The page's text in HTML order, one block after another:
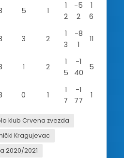
5 1
1
2
-5
2
1
6
3 2
1
3
-8
1
11
1 2
1
5
-1
40
5
0 1
1
7
-1
77
1
klub Crvena zvezda
Kragujevac
2020/2021